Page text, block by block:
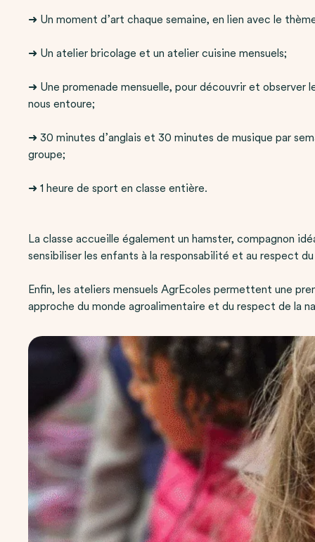
➜ Un moment d’art chaque semaine, en lien avec le
➜ Un atelier bricolage et un atelier cuisine mensuels;
➜ Une promenade mensuelle, pour découvrir et observer
nous entoure;
➜ 30 minutes d’anglais et 30 minutes de musique par
groupe;
➜ 1 heure de sport en classe entière.
La classe accueille également un hamster, compagnon
sensibiliser les enfants à la responsabilité et au respect
Enfin, les ateliers mensuels AgrEcoles permettent une
approche du monde agroalimentaire et du respect de la